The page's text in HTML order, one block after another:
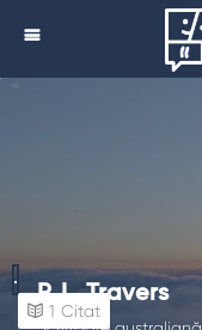
P. L. Travers
1 Citat